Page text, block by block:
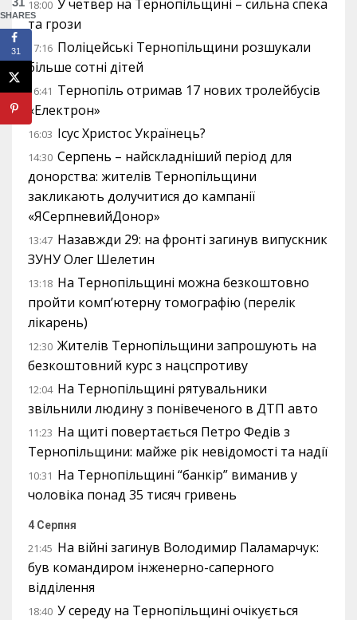
18:00 У четвер на Тернопільщині – сильна спека
та грози
17:16 Поліцейські Тернопільщини розшукали
більше сотні дітей
16:41 Тернопіль отримав 17 нових тролейбусів
«Електрон»
16:03 Ісус Христос Українець?
14:30 Серпень – найскладніший період для
донорства: жителів Тернопільщини
закликають долучитися до кампанії
«ЯСерпневийДонор»
13:47 Назавжди 29: на фронті загинув випускник
ЗУНУ Олег Шелетин
13:18 На Тернопільщині можна безкоштовно
пройти комп’ютерну томографію (перелік
лікарень)
12:30 Жителів Тернопільщини запрошують на
безкоштовний курс з нацспротиву
12:04 На Тернопільщині рятувальники
звільнили людину з понівеченого в ДТП авто
11:23 На щиті повертається Петро Федів з
Тернопільщини: майже рік невідомості та надії
10:31 На Тернопільщині “банкір” виманив у
чоловіка понад 35 тисяч гривень
4 Серпня
21:45 На війні загинув Володимир Паламарчук:
був командиром інженерно-саперного
відділення
18:40 У середу на Тернопільщині очікується
SHARES
31